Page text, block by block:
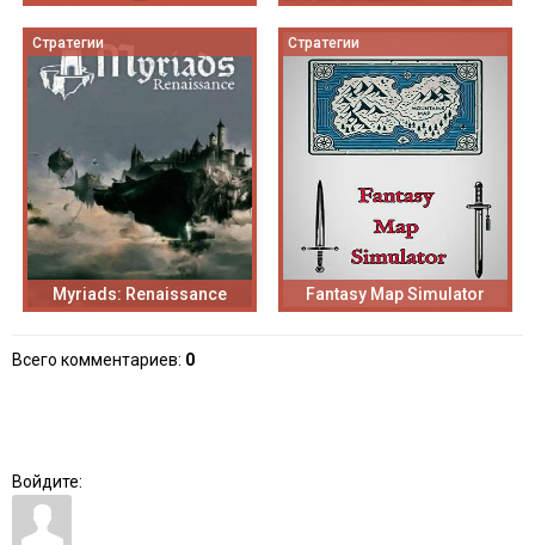
Стратегии
Myriads: Renaissance
Стратегии
Fantasy Map Simulator
Всего комментариев: 0
Войдите: